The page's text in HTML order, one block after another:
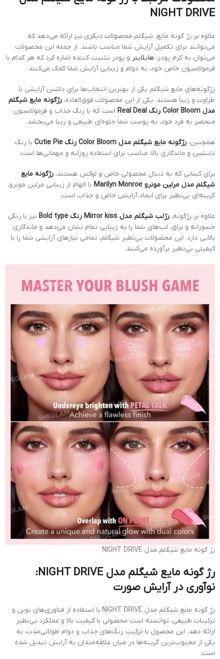
NIGHT DRIVE
علاوه بر رژ گونه مایع، شیگلم محصولات دیگری نیز ارائه می‌دهد که
می‌توانند برای تکمیل آرایش شما مناسب باشند. از جمله این محصولات
می‌توان به کرم پودر، هایلایتر و پودر تثبیت کننده اشاره کرد که هر کدام با
فرمولاسیون خاص خود، به دوام و زیبایی آرایش شما کمک می‌کنند.
رژگونه‌های مایع شیگلم یکی از بهترین انتخاب‌ها برای داشتن آرایشی با
طراوت و زیبا هستند. یکی از این محصولات فوق‌العاده، رژگونه مایع شیگلم
مدل Color Bloom رنگ Real Deal
است که با رنگ جذاب و فرمولاسیون
منحصر به فرد خود، به پوست شما جلوه‌ای طبیعی و زیبا می‌بخشد.
همچنین، رژگونه مایع شیگلم مدل Color Bloom رنگ Cutie Pie
با رنگ
دلنشین و ماندگاری بالا، مناسب برای استفاده روزانه و مهمانی‌ها است.
برای کسانی که به دنبال محصولی خاص و لوکس هستند، رژگونه مایع
شیگلم مدل مرلین مونرو Marilyn Monroe
با الهام از زیبایی مرلین مونرو،
گزینه‌ای بی‌نظیر برای ایجاد آرایشی خاص و جذاب است.
علاوه بر رژگونه، رژلب شیگلم مدل Mirror kiss رنگ Bold type
نیز با رنگی
جسورانه و براق، لب‌های شما را به زیبایی تمام نشان می‌دهد و ماندگاری
بالایی دارد. این محصولات بی‌نظیر شیگلم، تمامی نیازهای آرایشی شما را با
کیفیتی بی‌نظیر برآورده می‌کنند.
رژ گونه مایع شیگلم مدل NIGHT DRIVE
رژ گونه مایع شیگلم مدل NIGHT DRIVE:
نوآوری در آرایش صورت
رژ گونه مایع شیگلم مدل NIGHT DRIVE با استفاده از فناوری‌های نوین و
ترکیبات طبیعی، توانسته است محصولی با کیفیت بالا و عملکرد بی‌نظیر
ارائه دهد. این محصول با ترکیب رنگ‌های جذاب و دوام طولانی‌مدت، به
یکی از محبوب‌ترین گزینه‌ها در میان علاقه‌مندان به آرایش تبدیل شده
است.